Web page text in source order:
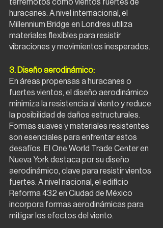
terremotos como vientos fuertes de
huracanes. A nivel internacional, el
Millennium Bridge en Londres utiliza
materiales flexibles para resistir
vibraciones y movimientos inesperados.
3. Diseño aerodinámico:
En áreas propensas a huracanes o
fuertes vientos, el diseño aerodinámico
minimiza la resistencia al viento y reduce
la posibilidad de daños estructurales.
Formas suaves y materiales resistentes
son esenciales para enfrentar estos
desafíos. El One World Trade Center en
Nueva York destaca por su diseño
aerodinámico, clave para resistir vientos
fuertes. A nivel nacional, el edificio
Reforma 432 en Ciudad de México
incorpora formas aerodinámicas para
mitigar los efectos del viento.